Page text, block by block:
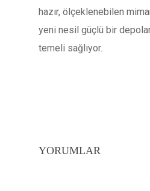
hazır, ölçeklenebilen
yeni nesil güçlü bir
temeli sağlıyor.
YORUMLAR